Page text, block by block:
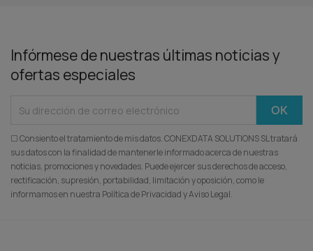
Infórmese de nuestras últimas noticias y
ofertas especiales
☐ Consiento el tratamiento de mis datos. CONEXDATA SOLUTIONS SL tratará
sus datos con la finalidad de mantenerle informado acerca de nuestras
noticias, promociones y novedades. Puede ejercer sus derechos de acceso,
rectificación, supresión, portabilidad, limitación y oposición, como le
informamos en nuestra Política de Privacidad y Aviso Legal.